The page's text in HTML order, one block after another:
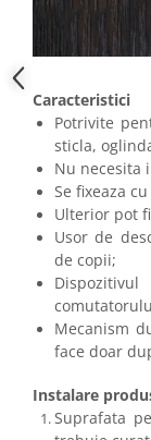
Caracteristici
Potrivite
sticla,
Nu necesita
Se fixeaza
Ulterior pot
Usor de
de copii;
Mecanism
face doar
Instalare
Suprafata